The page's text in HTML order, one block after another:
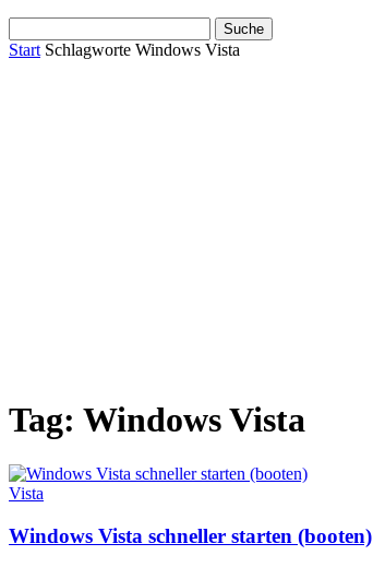
Start Schlagworte Windows Vista
Tag: Windows Vista
Vista
Windows Vista schneller starten (booten)